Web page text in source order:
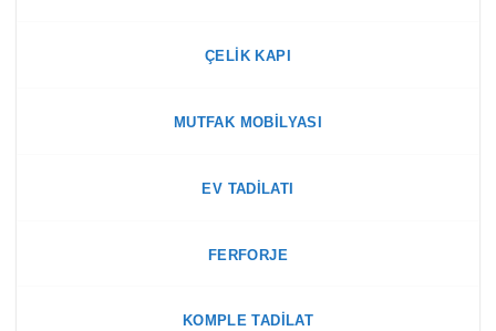
ÇELIK KAPI
MUTFAK MOBILYASI
EV TADILATI
FERFORJE
KOMPLE TADILAT